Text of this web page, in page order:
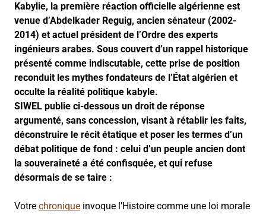
Kabylie, la première réaction officielle algérienne est
venue d’Abdelkader Reguig, ancien sénateur (2002-
2014) et actuel président de l’Ordre des experts
ingénieurs arabes. Sous couvert d’un rappel historique
présenté comme indiscutable, cette prise de position
reconduit les mythes fondateurs de l’État algérien et
occulte la réalité politique kabyle.
SIWEL publie ci-dessous un droit de réponse
argumenté, sans concession, visant à rétablir les faits,
déconstruire le récit étatique et poser les termes d’un
débat politique de fond : celui d’un peuple ancien dont
la souveraineté a été confisquée, et qui refuse
désormais de se taire :
Votre chronique invoque l’Histoire comme une loi morale